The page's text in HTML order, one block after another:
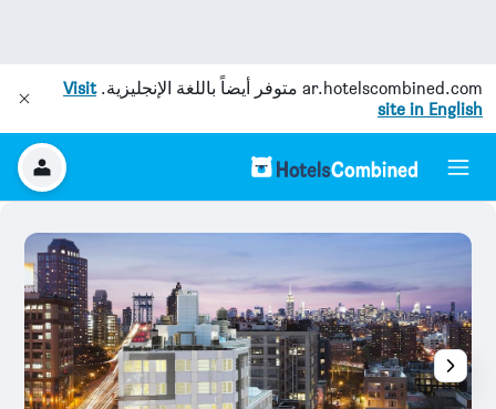
ar.hotelscombined.com متوفر أيضاً باللغة الإنجليزية.Visit
site in English